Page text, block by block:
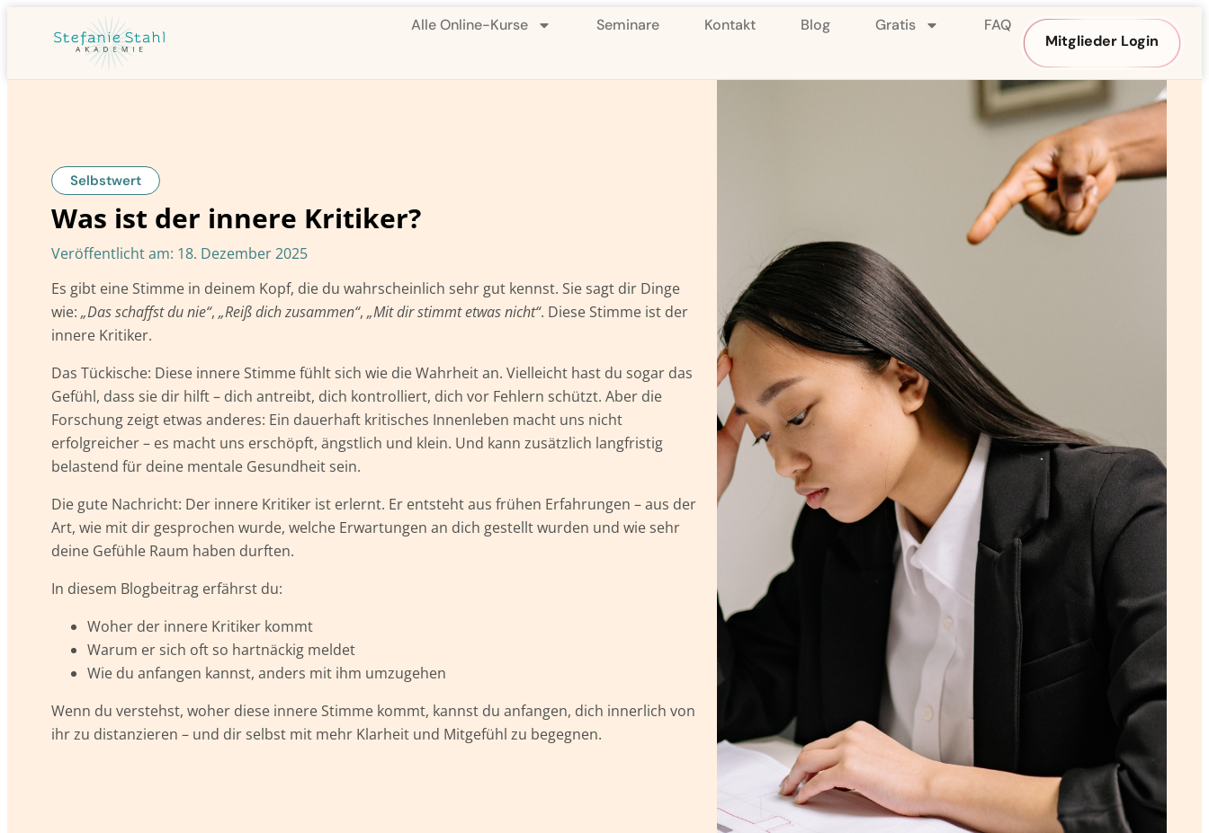
Alle Online-Kurse Seminare Kontakt Blog Gratis
FAQ
Mitglieder Login
Selbstwert
Was ist der innere Kritiker?
Veröffentlicht am: 18. Dezember 2025
Es gibt eine Stimme in deinem Kopf, die du wahrscheinlich sehr gut kennst. Sie sagt dir Dinge
wie: „Das schaffst du nie“, „Reiß dich zusammen“, „Mit dir stimmt etwas nicht“. Diese Stimme ist der
innere Kritiker.
Das Tückische: Diese innere Stimme fühlt sich wie die Wahrheit an. Vielleicht hast du sogar das
Gefühl, dass sie dir hilft – dich antreibt, dich kontrolliert, dich vor Fehlern schützt. Aber die
Forschung zeigt etwas anderes: Ein dauerhaft kritisches Innenleben macht uns nicht
erfolgreicher – es macht uns erschöpft, ängstlich und klein. Und kann zusätzlich langfristig
belastend für deine mentale Gesundheit sein.
Die gute Nachricht: Der innere Kritiker ist erlernt. Er entsteht aus frühen Erfahrungen – aus der
Art, wie mit dir gesprochen wurde, welche Erwartungen an dich gestellt wurden und wie sehr
deine Gefühle Raum haben durften.
In diesem Blogbeitrag erfährst du:
Woher der innere Kritiker kommt
Warum er sich oft so hartnäckig meldet
Wie du anfangen kannst, anders mit ihm umzugehen
Wenn du verstehst, woher diese innere Stimme kommt, kannst du anfangen, dich innerlich von
ihr zu distanzieren – und dir selbst mit mehr Klarheit und Mitgefühl zu begegnen.